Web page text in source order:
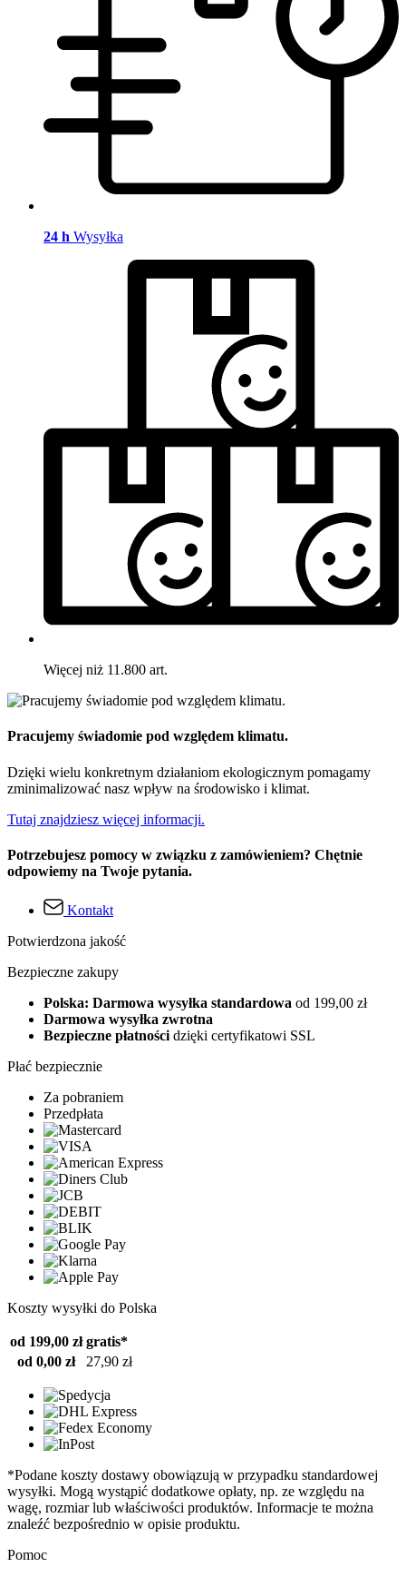
24 h Wysyłka
Więcej niż 11.800 art.
Pracujemy świadomie pod względem klimatu.
Dzięki wielu konkretnym działaniom ekologicznym pomagamy
zminimalizować nasz wpływ na środowisko i klimat.
Tutaj znajdziesz więcej informacji.
Potrzebujesz pomocy w związku z zamówieniem? Chętnie
odpowiemy na Twoje pytania.
Kontakt
Potwierdzona jakość
Bezpieczne zakupy
Polska: Darmowa wysyłka standardowa od 199,00 zł
Darmowa wysyłka zwrotna
Bezpieczne płatności dzięki certyfikatowi SSL
Płać bezpiecznie
Za pobraniem
Przedpłata
Koszty wysyłki do Polska
od 199,00 zł gratis*
od 0,00 zł
27,90 zł
*Podane koszty dostawy obowiązują w przypadku standardowej
wysyłki. Mogą wystąpić dodatkowe opłaty, np. ze względu na
wagę, rozmiar lub właściwości produktów. Informacje te można
znaleźć bezpośrednio w opisie produktu.
Pomoc